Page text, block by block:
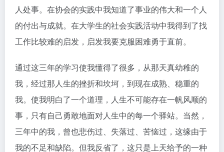
人处事。在协会的实践中我知道了事业的伟大和一个人
的付出与成就。在大学生的社会实践活动中我得到了找
工作比较难的启发，启发我要克服困难勇于直前。
通过这三年的学习使我懂得了很多，从那天真幼稚的
我，经过那人生的挫折和坎坷，到现在成熟、稳重的
我。使我明白了一个道理，人生不可能存在一帆风顺的
事，只有自己勇敢地面对人生中的每一个驿站。当然，
三年中的我，曾也悲伤过、失落过、苦恼过，这缘由于
我的不足和缺陷。但我反省了，这只是上天给予的一种